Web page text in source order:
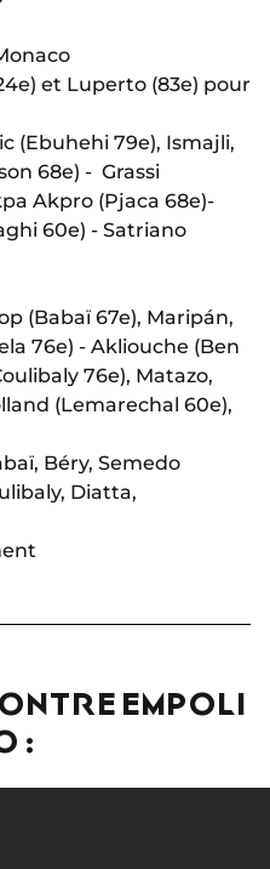
et Luperto (83e) pour
(Ebuhehi 79e), Ismajli,
68e) - Grassi
Akpro (Pjaca 68e)-
60e) - Satriano
(Babaï 67e), Maripán,
76e) - Akliouche (Ben
76e), Matazo,
(Lemarechal 60e),
Béry, Semedo
Diatta,
EMPOLI
: